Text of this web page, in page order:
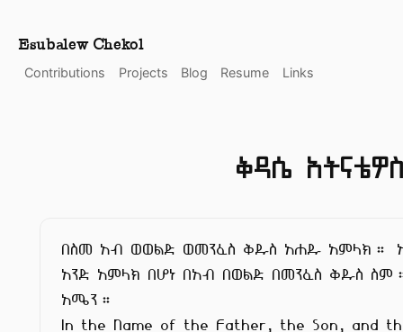
Esubalew Chekol
Contributions
Projects Blog Resume Links
ቅዳሴ
በስመ አብ ወወልድ ወመንፈስ ቅዱስ አሐዱ አምላክ።
አንድ አምላክ በሆነ በአብ በወልድ በመንፈስ ቅዱስ
አሜን።
In the Name of the Father, the Son, and